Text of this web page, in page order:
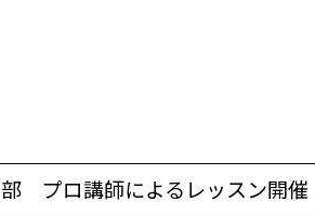
部 プロ講師によるレッスン開催